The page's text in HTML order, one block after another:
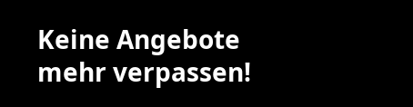
Keine Angebote
mehr verpassen!